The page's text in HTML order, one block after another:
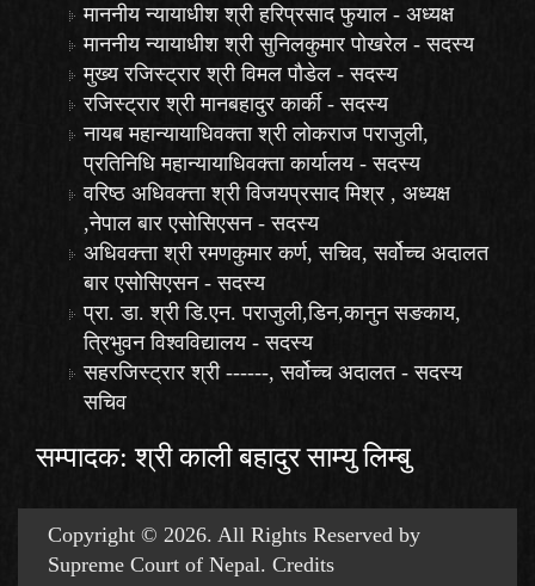
माननीय न्यायाधीश श्री हरिप्रसाद फुयाल - अध्यक्ष
माननीय न्यायाधीश श्री सुनिलकुमार पोखरेल - सदस्य
मुख्य रजिस्ट्रार श्री विमल पौडेल - सदस्य
रजिस्ट्रार श्री मानबहादुर कार्की - सदस्य
नायब महान्यायाधिवक्ता श्री लोकराज पराजुली,
प्रतिनिधि महान्यायाधिवक्ता कार्यालय - सदस्य
वरिष्ठ अधिवक्त्ता श्री विजयप्रसाद मिश्र , अध्यक्ष
,नेपाल बार एसोसिएसन - सदस्य
अधिवक्त्ता श्री रमणकुमार कर्ण, सचिव, सर्वोच्च अदालत
बार एसोसिएसन - सदस्य
प्रा. डा. श्री डि.एन. पराजुली,डिन,कानुन सङकाय,
त्रिभुवन विश्वविद्यालय - सदस्य
सहरजिस्ट्रार श्री ------, सर्वोच्च अदालत - सदस्य
सचिव
सम्पादक: श्री काली बहादुर साम्यु लिम्बु
Copyright © 2026. All Rights Reserved by
Supreme Court of Nepal. Credits